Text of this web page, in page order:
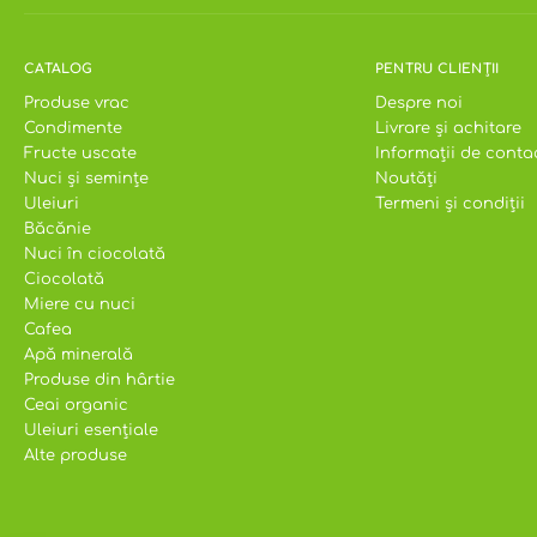
CATALOG
Produse vrac
Condimente
Fructe uscate
Nuci și semințe
Uleiuri
Băcănie
Nuci în ciocolată
Ciocolată
Miere cu nuci
Cafea
Apă minerală
Produse din hârtie
Ceai organic
Uleiuri esențiale
Alte produse
PENTRU CLIENȚII
Despre noi
Livrare și achitare
Informații de
Noutăți
Termeni și condiții